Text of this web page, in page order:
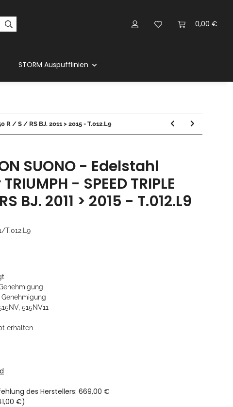
0,00 €
STORM Auspufflinien
R / S / RS BJ. 2011 > 2015 - T.012.L9
SUONO - Edelstahl
- SPEED TRIPLE
BJ. 2011 > 2015 - T.012.L9
T.012.L9
Genehmigung
515NV11
erhalten
des Herstellers: 669,00 €
€)